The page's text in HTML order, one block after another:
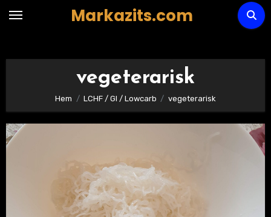
Markazits.com
vegeterarisk
Hem LCHF / GI / Lowcarb vegeterarisk